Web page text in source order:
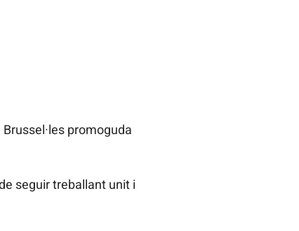
promoguda
seguir treballant unit i